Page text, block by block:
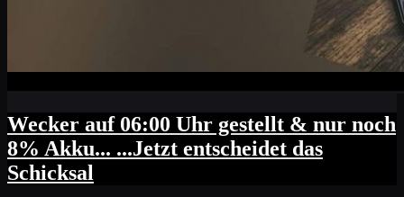
Wecker auf 06:00 Uhr gestellt & nur noch
8% Akku... ...Jetzt entscheidet das
Schicksal